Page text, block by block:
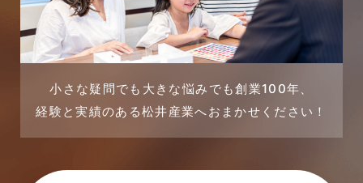
戸建賃貸住宅活用事例
採用情報
未分類
2023年9月
2023年7月
小さな疑問でも大きな悩みでも創業100年、
経験と実績のある松井産業へおまかせください！